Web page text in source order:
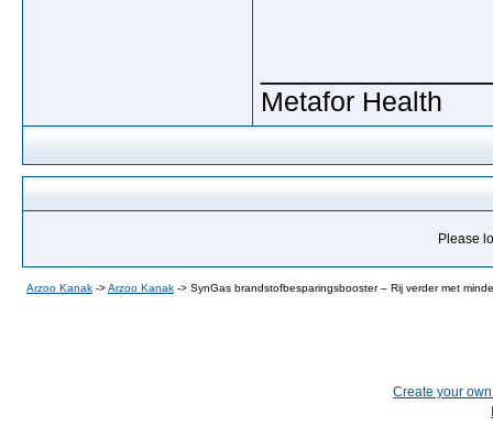
Metafor Health
Please
Arzoo Kanak ->Arzoo Kanak -> SynGas brandstofbesparingsbooster – Rij verder met
Create your